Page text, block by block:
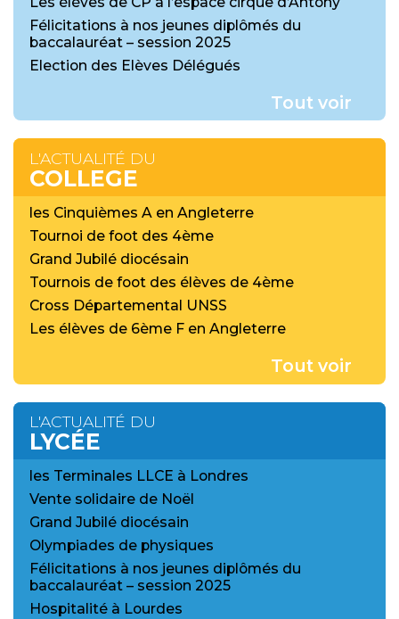
Félicitations à nos jeunes diplômés du
baccalauréat – session 2025
Election des Elèves Délégués
Tout voir
L'ACTUALITÉ DU
COLLEGE
les Cinquièmes A en Angleterre
Tournoi de foot des 4ème
Grand Jubilé diocésain
Tournois de foot des élèves de 4ème
Cross Départemental UNSS
Les élèves de 6ème F en Angleterre
Tout voir
L'ACTUALITÉ DU
LYCÉE
les Terminales LLCE à Londres
Vente solidaire de Noël
Grand Jubilé diocésain
Olympiades de physiques
Félicitations à nos jeunes diplômés du
baccalauréat – session 2025
Hospitalité à Lourdes